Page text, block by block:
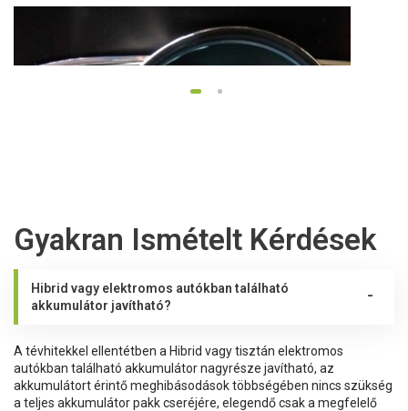
23.08.2022
Részletek
1 2
Gyakran Ismételt Kérdések
Hibrid vagy elektromos autókban található
akkumulátor javítható?
A tévhitekkel ellentétben a Hibrid vagy tisztán elektromos
autókban található akkumulátor nagyrésze javítható, az
akkumulátort érintő meghibásodások többségében nincs szükség
a teljes akkumulátor pakk cseréjére, elegendő csak a megfelelő